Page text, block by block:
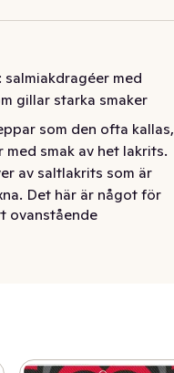
med
gillar starka smaker
som den ofta kallas,
med smak av het lakrits.
av saltlakrits som är
Det här är något för
är vegansk. "
ovanstående